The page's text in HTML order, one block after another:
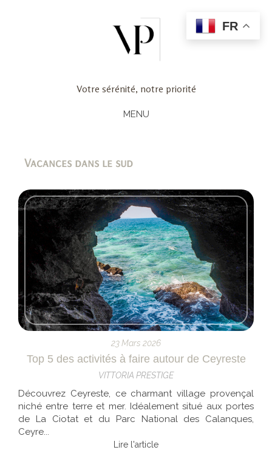
Votre sérénité, notre priorité
MENU
Vacances dans le sud
23 Mars 2026
Top 5 des activités à faire autour de Ceyreste
VITTORIA PRESTIGE
Découvrez Ceyreste, ce charmant village provençal
niché entre terre et mer. Idéalement situé aux portes
de La Ciotat et du Parc National des Calanques,
Ceyre...
Lire l'article
FR